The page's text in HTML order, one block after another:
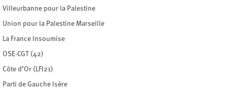
Villeurbanne pour la Palestine
Union pour la Palestine Marseille
La France Insoumise
OSE-CGT (42)
Côte d’Or (LFI21)
Parti de Gauche Isère